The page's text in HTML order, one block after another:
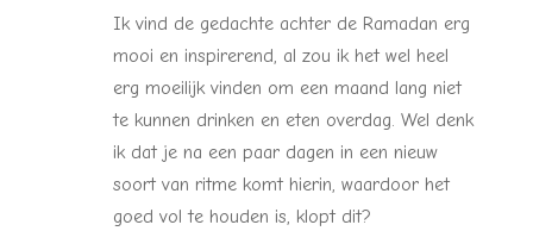
Ik vind de gedachte achter de Ramadan erg
mooi en inspirerend, al zou ik het wel heel
erg moeilijk vinden om een maand lang niet
te kunnen drinken en eten overdag. Wel denk
ik dat je na een paar dagen in een nieuw
soort van ritme komt hierin, waardoor het
goed vol te houden is, klopt dit?